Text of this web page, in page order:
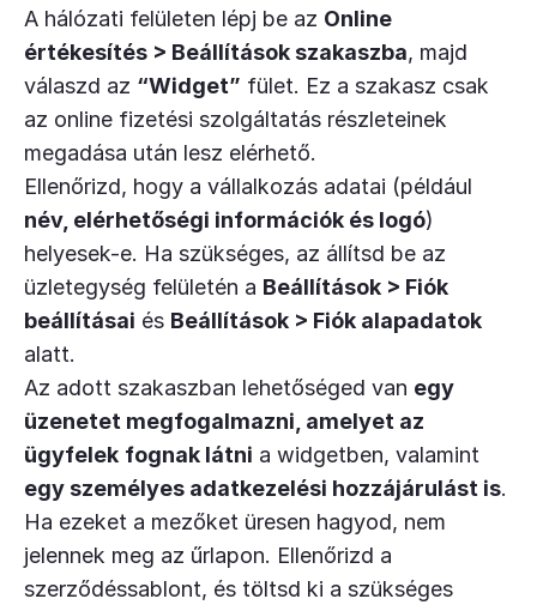
A hálózati felületen lépj be az Online
értékesítés > Beállítások szakaszba, majd
válaszd az “Widget” fület. Ez a szakasz csak
az online fizetési szolgáltatás részleteinek
megadása után lesz elérhető.
Ellenőrizd, hogy a vállalkozás adatai (például
név, elérhetőségi információk és logó)
helyesek-e. Ha szükséges, az állítsd be az
üzletegység felületén a Beállítások > Fiók
beállításai és Beállítások > Fiók alapadatok
alatt.
Az adott szakaszban lehetőséged van egy
üzenetet megfogalmazni, amelyet az
ügyfelek fognak látni a widgetben, valamint
egy személyes adatkezelési hozzájárulást is.
Ha ezeket a mezőket üresen hagyod, nem
jelennek meg az űrlapon. Ellenőrizd a
szerződéssablont, és töltsd ki a szükséges